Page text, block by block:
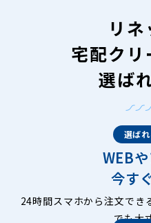
リ
宅配ク
選ば
選ば
WEB
今す
24時間スマホから注文でき
でも大